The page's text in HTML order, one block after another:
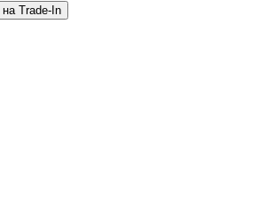
на Trade-In